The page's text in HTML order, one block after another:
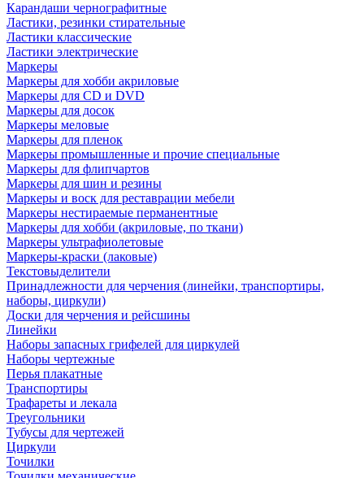
Карандаши чернографитные
Ластики, резинки стирательные
Ластики классические
Ластики электрические
Маркеры
Маркеры для хобби акриловые
Маркеры для CD и DVD
Маркеры для досок
Маркеры меловые
Маркеры для пленок
Маркеры промышленные и прочие специальные
Маркеры для флипчартов
Маркеры для шин и резины
Маркеры и воск для реставрации мебели
Маркеры нестираемые перманентные
Маркеры для хобби (акриловые, по ткани)
Маркеры ультрафиолетовые
Маркеры-краски (лаковые)
Текстовыделители
Принадлежности для черчения (линейки, транспортиры,
наборы, циркули)
Доски для черчения и рейсшины
Линейки
Наборы запасных грифелей для циркулей
Наборы чертежные
Перья плакатные
Транспортиры
Трафареты и лекала
Треугольники
Тубусы для чертежей
Циркули
Точилки